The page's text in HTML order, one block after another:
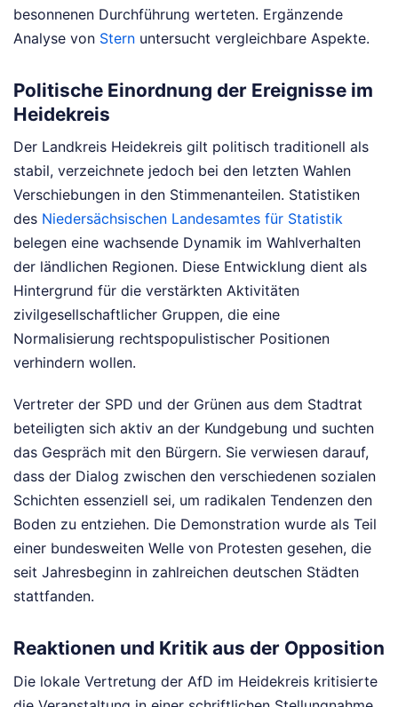
besonnenen Durchführung werteten. Ergänzende
Analyse von Stern untersucht vergleichbare Aspekte.
Politische Einordnung der Ereignisse im
Heidekreis
Der Landkreis Heidekreis gilt politisch traditionell als
stabil, verzeichnete jedoch bei den letzten Wahlen
Verschiebungen in den Stimmenanteilen. Statistiken
des Niedersächsischen Landesamtes für Statistik
belegen eine wachsende Dynamik im Wahlverhalten
der ländlichen Regionen. Diese Entwicklung dient als
Hintergrund für die verstärkten Aktivitäten
zivilgesellschaftlicher Gruppen, die eine
Normalisierung rechtspopulistischer Positionen
verhindern wollen.
Vertreter der SPD und der Grünen aus dem Stadtrat
beteiligten sich aktiv an der Kundgebung und suchten
das Gespräch mit den Bürgern. Sie verwiesen darauf,
dass der Dialog zwischen den verschiedenen sozialen
Schichten essenziell sei, um radikalen Tendenzen den
Boden zu entziehen. Die Demonstration wurde als Teil
einer bundesweiten Welle von Protesten gesehen, die
seit Jahresbeginn in zahlreichen deutschen Städten
stattfanden.
Reaktionen und Kritik aus der Opposition
Die lokale Vertretung der AfD im Heidekreis kritisierte